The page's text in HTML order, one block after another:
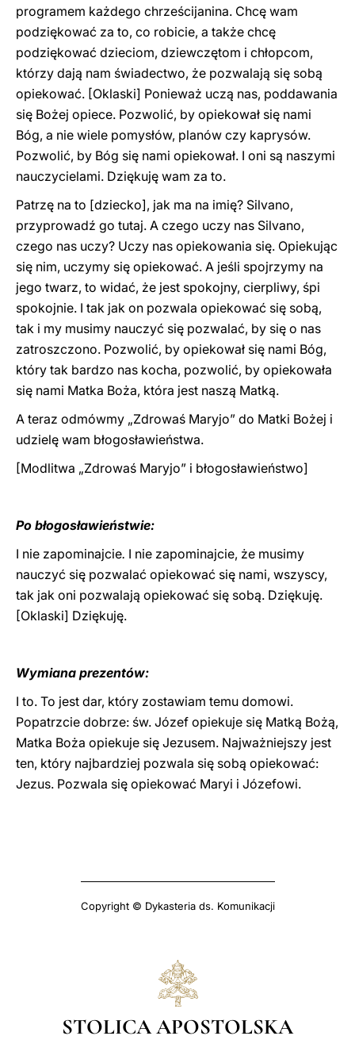
programem każdego chrześcijanina. Chcę wam
podziękować za to, co robicie, a także chcę
podziękować dzieciom, dziewczętom i chłopcom,
którzy dają nam świadectwo, że pozwalają się sobą
opiekować. [Oklaski] Ponieważ uczą nas, poddawania
się Bożej opiece. Pozwolić, by opiekował się nami
Bóg, a nie wiele pomysłów, planów czy kaprysów.
Pozwolić, by Bóg się nami opiekował. I oni są naszymi
nauczycielami. Dziękuję wam za to.
Patrzę na to [dziecko], jak ma na imię? Silvano,
przyprowadź go tutaj. A czego uczy nas Silvano,
czego nas uczy? Uczy nas opiekowania się. Opiekując
się nim, uczymy się opiekować. A jeśli spojrzymy na
jego twarz, to widać, że jest spokojny, cierpliwy, śpi
spokojnie. I tak jak on pozwala opiekować się sobą,
tak i my musimy nauczyć się pozwalać, by się o nas
zatroszczono. Pozwolić, by opiekował się nami Bóg,
który tak bardzo nas kocha, pozwolić, by opiekowała
się nami Matka Boża, która jest naszą Matką.
A teraz odmówmy „Zdrowaś Maryjo” do Matki Bożej i
udzielę wam błogosławieństwa.
[Modlitwa „Zdrowaś Maryjo” i błogosławieństwo]
Po błogosławieństwie:
I nie zapominajcie. I nie zapominajcie, że musimy
nauczyć się pozwalać opiekować się nami, wszyscy,
tak jak oni pozwalają opiekować się sobą. Dziękuję.
[Oklaski] Dziękuję.
Wymiana prezentów:
I to. To jest dar, który zostawiam temu domowi.
Popatrzcie dobrze: św. Józef opiekuje się Matką Bożą,
Matka Boża opiekuje się Jezusem. Najważniejszy jest
ten, który najbardziej pozwala się sobą opiekować:
Jezus. Pozwala się opiekować Maryi i Józefowi.
Copyright © Dykasteria ds. Komunikacji
STOLICA APOSTOLSKA